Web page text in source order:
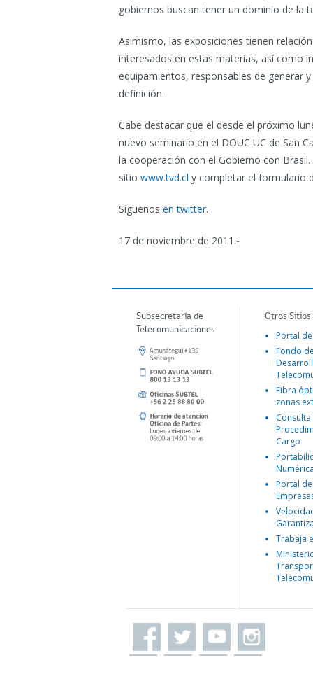
gobiernos buscan tener un dominio de la
Asimismo, las exposiciones tienen
interesados en estas materias, así como
equipamientos, responsables de generar
definición.
Cabe destacar que el desde el próximo
nuevo seminario en el DOUC UC de San
la cooperación con el Gobierno con
sitio www.tvd.cl y completar el formulario
Síguenos en twitter.
17 de noviembre de 2011.-
Subsecretaría de
Telecomunicaciones
Otros
Portal
Fondo
Fibra
zonas
Consulta
Cargo
Portal
Trabaja